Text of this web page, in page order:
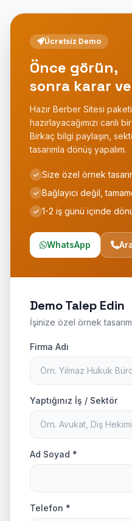
Ücretsiz Demo
Önce görün,
sonra karar
Hazır Berber Sitesi
hazırlayacağımızı canlı bir
Birkaç bilgi paylaşın,
tasarımla dönüş yapalım.
Size özel örnek
Bağlayıcı değil,
1-2 iş günü içinde
WhatsApp
Demo Talep Edin
İşinize özel örnek
Firma Adı
Yaptığınız İş / Sektör
Ad Soyad *
Telefon *